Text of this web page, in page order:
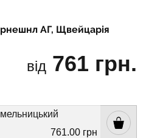
АГ, Щвейцарія
від 761 грн.
761.00 грн